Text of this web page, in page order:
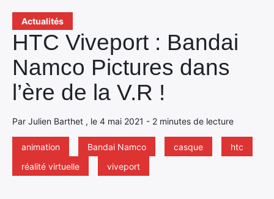
Actualités
HTC Viveport : Bandai
Namco Pictures dans
l’ère de la V.R !
Par Julien Barthet , le 4 mai 2021 - 2 minutes de lecture
animation Bandai Namco casque
htc
réalité virtuelle
viveport